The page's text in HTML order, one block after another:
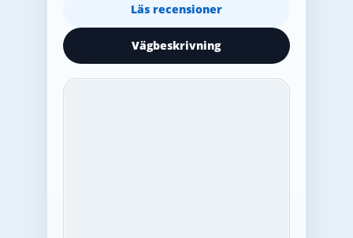
Läs recensioner
Vägbeskrivning